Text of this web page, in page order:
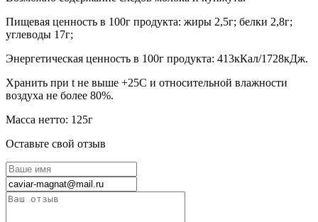
Пищевая ценность в 100г продукта: жиры 2,5г; белки 2,8г;
углеводы 17г;
Энергетическая ценность в 100г продукта: 413кКал/1728кДж.
Хранить при t не выше +25С и относительной влажности
воздуха не более 80%.
Масса нетто: 125г
Оставьте свой отзыв